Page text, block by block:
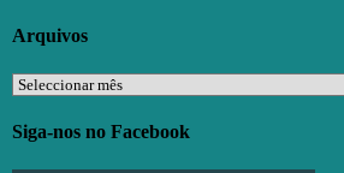
Arquivos
Arquivos
Siga-nos no Facebook